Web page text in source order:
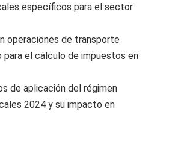
específicos para el sector
operaciones de transporte
para el cálculo de impuestos en
de aplicación del régimen
2024 y su impacto en